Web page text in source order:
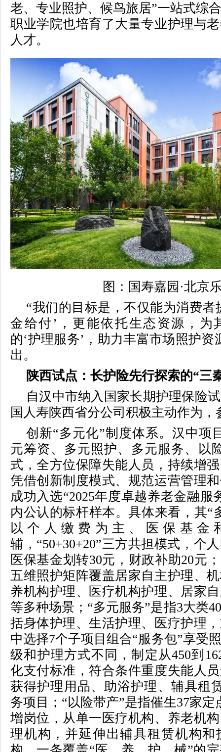
老、专业照护、候鸟旅居”一站式综
职业学院也培育了大量专业护理与
人才。
图：国寿嘉园·北京
“我们的目标是，不仅能为消费者
金给付’，更能依托生态资源，为
的‘护理服务’，助力丰富市场照护资
出。
陕西试点：长护险先行探索的“三
自汉中市纳入国家长期护理保险
国人寿陕西省分公司积极主动作为，
创新“多元化”制度体系。汉中项
元筹资、多元照护、多元服务、以
式，全方位保障失能人员，持续增
凭借创新制度模式、规范运营管理
成功入选“2025年度卓越养老金融服
内公认的标杆样本。具体来看，其“
以个人缴费为主、医保基金
辅，“50+30+20”三方共担模式，个
医保基金划转30元，财政补助20元
五维照护矩阵覆盖居家自主护理、
养机构护理、医疗机构护理、居家
等多种场景；“多元服务”是指3大类
括身体护理、生活护理、医疗护理
中选择7个子项目组合“服务包”享受
级和护理方式不同，制定从450到
化支付标准，符合条件重度失能人
获得护理用品、助浴护理、辅具租
务项目；“以险带产”是指催生37家定
增岗位，从单一医疗机构、养老机
理机构，并延伸出辅具租赁机构和